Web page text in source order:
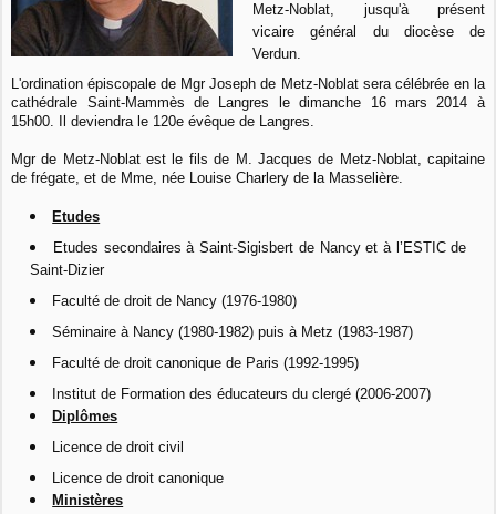
Metz-Noblat, jusqu'à présent
vicaire général du diocèse de
Verdun.
L'ordination épiscopale de Mgr Joseph de Metz-Noblat sera célébrée en la
cathédrale Saint-Mammès de Langres le dimanche 16 mars 2014 à
15h00. Il deviendra le 120e évêque de Langres.
Mgr de Metz-Noblat est le fils de M. Jacques de Metz-Noblat, capitaine
de frégate, et de Mme, née Louise Charlery de la Masselière.
Etudes
Etudes secondaires à Saint-Sigisbert de Nancy et à l’ESTIC de
Saint-Dizier
Faculté de droit de Nancy (1976-1980)
Séminaire à Nancy (1980-1982) puis à Metz (1983-1987)
Faculté de droit canonique de Paris (1992-1995)
Institut de Formation des éducateurs du clergé (2006-2007)
Diplômes
Licence de droit civil
Licence de droit canonique
Ministères